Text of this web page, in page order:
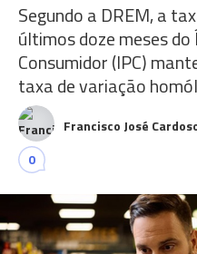
Segundo a DREM, a
últimos doze meses do
Consumidor (IPC)
taxa de variação
Francisco José
0